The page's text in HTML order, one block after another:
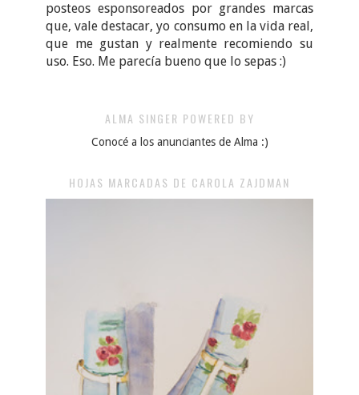
posteos esponsoreados por grandes marcas
que, vale destacar, yo consumo en la vida real,
que me gustan y realmente recomiendo su
uso. Eso. Me parecía bueno que lo sepas :)
ALMA SINGER POWERED BY
Conocé a los anunciantes de Alma :)
HOJAS MARCADAS DE CAROLA ZAJDMAN